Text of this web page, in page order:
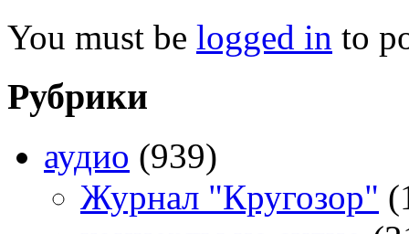
You must be logged in to
Рубрики
аудио (939)
Журнал "Кругозор"